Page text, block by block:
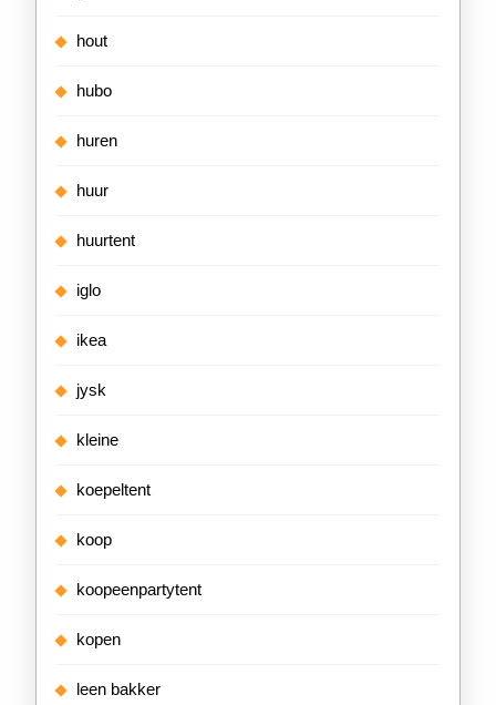
hout
hubo
huren
huur
huurtent
iglo
ikea
jysk
kleine
koepeltent
koop
koopeenpartytent
kopen
leen bakker